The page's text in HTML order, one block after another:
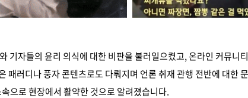
기자들의 윤리 의식에 대한 비판을 불러일으켰고, 온라인 커뮤니
패러디나 풍자 콘텐츠로도 다뤄지며 언론 취재 관행 전반에 대한
으로 현장에서 활약한 것으로 알려졌습니다.